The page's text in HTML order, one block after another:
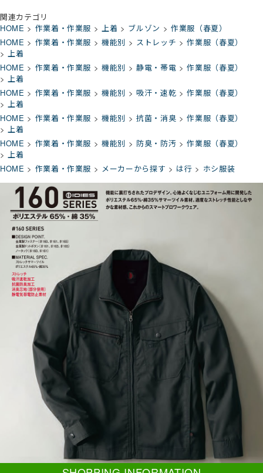
関連カテゴリ
HOME
作業着・作業服 上着 ブルゾン
作業服（春夏）
HOME
作業着・作業服 機能別 ストレッチ
作業服（春夏）
上着
HOME
作業着・作業服 機能別 静電・帯電
作業服（春夏）
上着
HOME
作業着・作業服 機能別 吸汗・速乾
作業服（春夏）
上着
HOME
作業着・作業服 機能別 抗菌・消臭
作業服（春夏）
上着
HOME
作業着・作業服 機能別 防臭・防汚
作業服（春夏）
上着
HOME
作業着・作業服 メーカーから探す は行 ホシ服装